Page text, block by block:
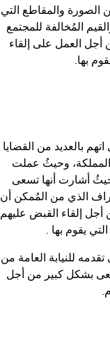
والمقاطع التي
المُخالفة للمجتمع
أجل العمل على إلقاء
بها.
بالعديد من القضايا
المملكة، وحيثُ عملت
أشارت أنها تسعى
الذي من المُمكن أن
أجل إلقاء القبض عليهم
يقوم بها .
للنيابة العامة من
بشكل كبير من أجل